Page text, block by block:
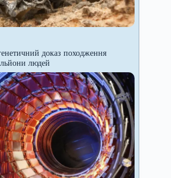
доказ походження
людей